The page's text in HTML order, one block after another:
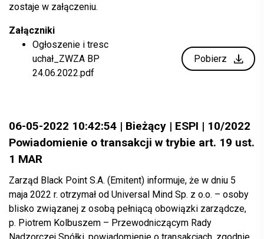
zostaje w załączeniu.
Załączniki
Ogłoszenie i tresc
uchał_ZWZA BP
24.06.2022.pdf
Pobierz
06-05-2022 10:42:54 | Bieżący | ESPI | 10/2022
Powiadomienie o transakcji w trybie art. 19 ust.
1 MAR
Zarząd Black Point S.A. (Emitent) informuje, że w dniu 5
maja 2022 r. otrzymał od Universal Mind Sp. z o.o. – osoby
blisko związanej z osobą pełniącą obowiązki zarządcze,
p. Piotrem Kolbuszem – Przewodniczącym Rady
Nadzorczej Spółki, powiadomienie o transakcjach, zgodnie